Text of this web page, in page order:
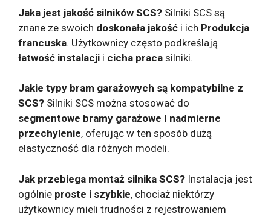
Jaka jest jakość silników SCS? Silniki SCS są
znane ze swoich doskonała jakość i ich Produkcja
francuska. Użytkownicy często podkreślają
łatwość instalacji i cicha praca silniki.
Jakie typy bram garażowych są kompatybilne z
SCS? Silniki SCS można stosować do
segmentowe bramy garażowe I nadmierne
przechylenie, oferując w ten sposób dużą
elastyczność dla różnych modeli.
Jak przebiega montaż silnika SCS? Instalacja jest
ogólnie proste i szybkie, chociaż niektórzy
użytkownicy mieli trudności z rejestrowaniem